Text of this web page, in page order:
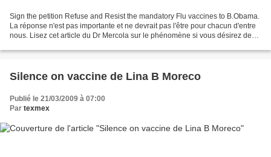
Sign the petition Refuse and Resist the mandatory Flu vaccines to B.Obama.
La réponse n'est pas importante et ne devrait pas l'être pour chacun d'entre
nous. Lisez cet article du Dr Mercola sur le phénomène si vous désirez des
Silence on vaccine de Lina B Moreco
Publié le 21/03/2009 à 07:00
Par texmex